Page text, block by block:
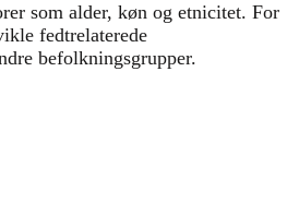
som alder, køn og etnicitet. For
fedtrelaterede
befolkningsgrupper.